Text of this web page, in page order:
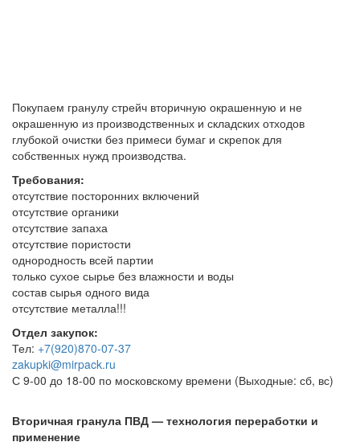
Покупаем гранулу стрейч вторичную окрашенную и не
окрашенную из производственных и складских отходов
глубокой очистки без примеси бумаг и скрепок для
собственных нужд производства.
Требования:
отсутствие посторонних включений
отсутствие органики
отсутствие запаха
отсутствие пористости
однородность всей партии
только сухое сырье без влажности и воды
состав сырья одного вида
отсутствие металла!!!
Отдел закупок:
Тел: +7(920)870-07-37
zakupki@mirpack.ru
С 9-00 до 18-00 по московскому времени (Выходные: сб, вс)
Вторичная гранула ПВД — технология переработки и
применение